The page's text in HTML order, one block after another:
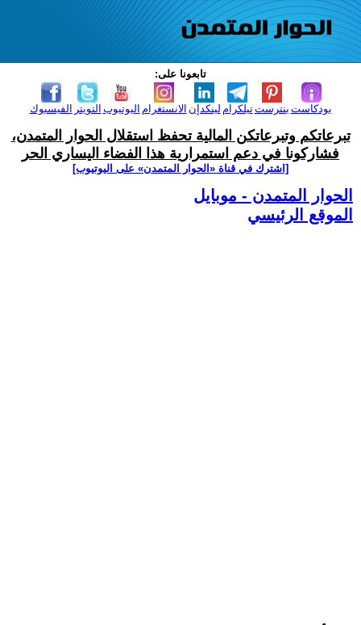
تابعونا على:
الفيسبوك التويتر اليوتيوب الانستغرام لينكدإن تيلكرامبنترست بودكاست
تبرعاتكم وتبرعاتكن المالية تحفظ استقلال الحوار المتمدن،
فشاركونا في دعم استمرارية هذا الفضاء اليساري الحر
[اشترك في قناة ‫«الحوار المتمدن» على اليوتيوب]
الحوار المتمدن - موبايل
الموقع الرئيسي